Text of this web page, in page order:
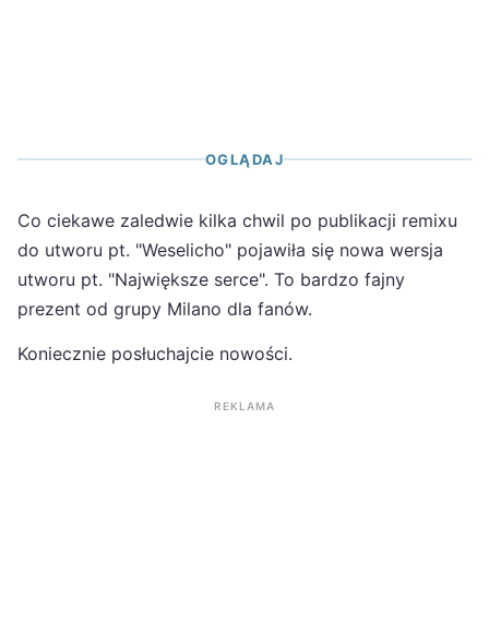
OGLĄDAJ
Co ciekawe zaledwie kilka chwil po publikacji remixu
do utworu pt. "Weselicho" pojawiła się nowa wersja
utworu pt. "Największe serce". To bardzo fajny
prezent od grupy Milano dla fanów.
Koniecznie posłuchajcie nowości.
REKLAMA